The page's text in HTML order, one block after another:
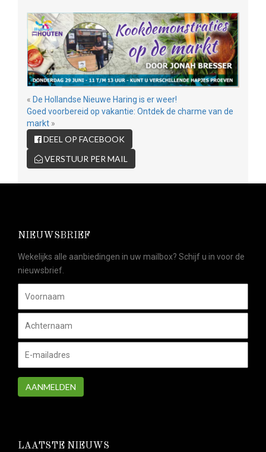
« De Hollandse Nieuwe Haring is er weer!
Goed voorbereid op vakantie: Ontdek de charme van de
markt »
DEEL OP FACEBOOK
VERSTUUR PER MAIL
NIEUWSBRIEF
Wekelijks alle aanbiedingen in uw mailbox? Schijf u in voor de
nieuwsbrief.
AANMELDEN
LAATSTE NIEUWS